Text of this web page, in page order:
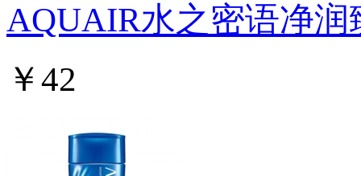
AQUAIR水之密语净
￥42